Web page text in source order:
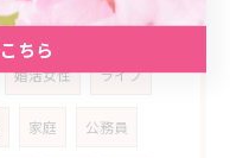
アットホーム 雰囲気
婚活女性 ライフ
家庭 公務員
ちら
ちら